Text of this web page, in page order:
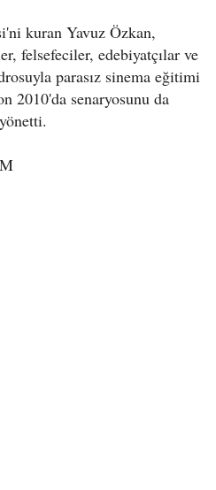
kuran Yavuz Özkan,
felsefeciler, edebiyatçılar ve
parasız sinema eğitimi
2010'da senaryosunu da